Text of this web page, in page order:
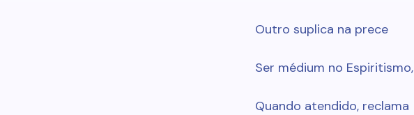
Outro suplica na prece
Ser médium no Espiritismo,
Quando atendido, reclama